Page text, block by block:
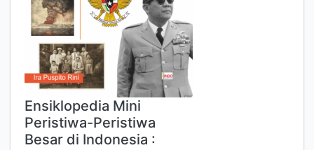
Ensiklopedia Mini
Peristiwa-Peristiwa
Besar di Indonesia :